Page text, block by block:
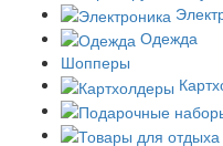
Одежда
Шопперы